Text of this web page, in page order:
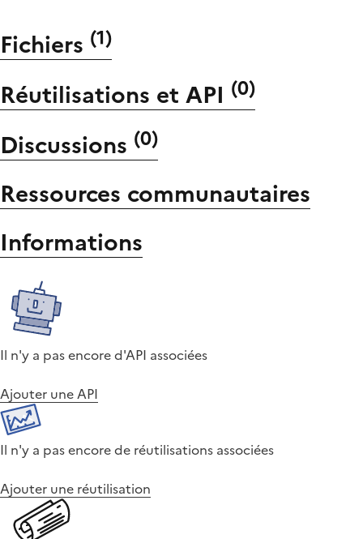
Fichiers (1)
Réutilisations et API (0)
Discussions (0)
Ressources communautaires
Informations
Il n'y a pas encore d'API associées
Ajouter une API
Il n'y a pas encore de réutilisations associées
Ajouter une réutilisation